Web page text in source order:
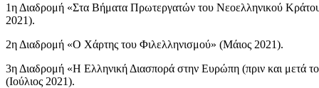
1η Διαδρομή «Στα Βήματα Πρωτεργατών του Νεοελληνικού
2021).
2η Διαδρομή «Ο Χάρτης του Φιλελληνισμού» (Μάιος 2021).
3η Διαδρομή «Η Ελληνική Διασπορά στην Ευρώπη (πριν και μετά
(Ιούλιος 2021).